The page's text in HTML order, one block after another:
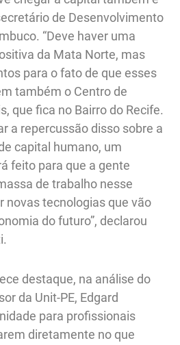
de Desenvolvimento
“Deve haver uma
da Mata Norte, mas
para o fato de que esses
também o Centro de
que fica no Bairro do Recife.
a repercussão disso sobre a
capital humano, um
feito para que a gente
de trabalho nesse
novas tecnologias que vão
do futuro”, declarou
destaque, na análise do
da Unit-PE, Edgard
para profissionais
diretamente no que